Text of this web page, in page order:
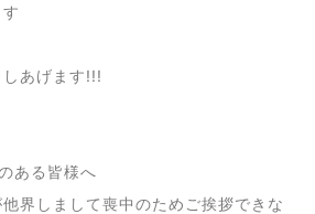
あげます!!!
ある皆様へ
界しまして喪中のためご挨拶できな